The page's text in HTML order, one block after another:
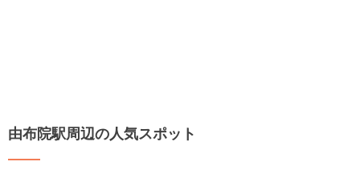
由布院駅周辺の人気スポット